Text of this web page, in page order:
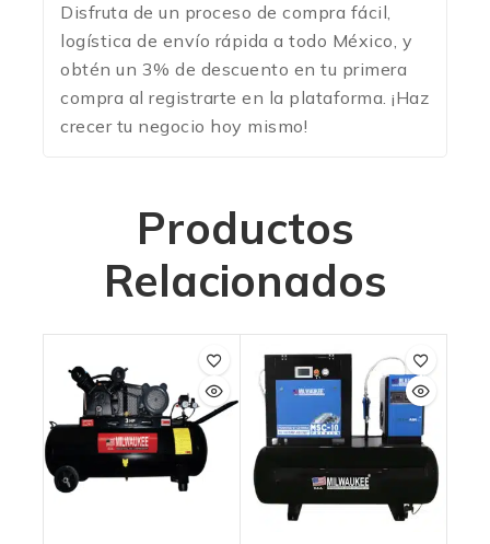
Disfruta de un proceso de compra fácil,
logística de envío rápida a todo México, y
obtén un 3% de descuento en tu primera
compra al registrarte en la plataforma. ¡Haz
crecer tu negocio hoy mismo!
Productos
Relacionados